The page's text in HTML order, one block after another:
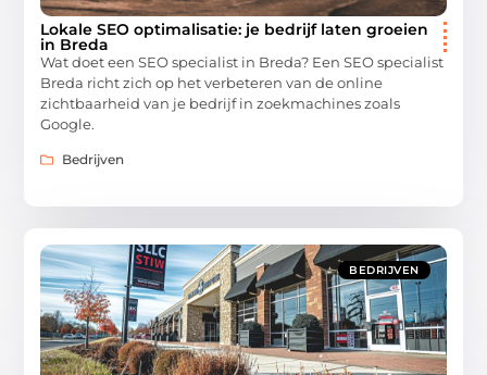
Lokale SEO optimalisatie: je bedrijf laten groeien
in Breda
Wat doet een SEO specialist in Breda? Een SEO specialist
Breda richt zich op het verbeteren van de online
zichtbaarheid van je bedrijf in zoekmachines zoals
Google.
Bedrijven
BEDRIJVEN